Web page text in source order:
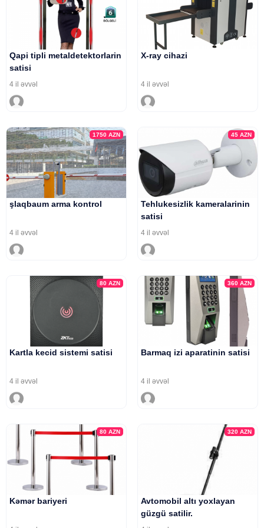
Qapi tipli metaldetektorlarin
satisi
4 il əvvəl
X-ray cihazi
4 il əvvəl
1750AZN
şlaqbaum arma kontrol
4 il əvvəl
45 AZN
Tehlukesizlik kameralarinin
satisi
4 il əvvəl
80AZN
Kartla kecid sistemi satisi
4 il əvvəl
360 AZN
Barmaq izi aparatinin satisi
4 il əvvəl
80AZN
Kəmər bariyeri
320 AZN
Avtomobil altı yoxlayan
güzgü satilir.